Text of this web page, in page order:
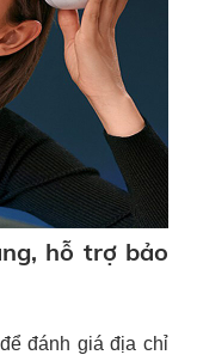
hỗ trợ bảo
đánh giá địa chỉ